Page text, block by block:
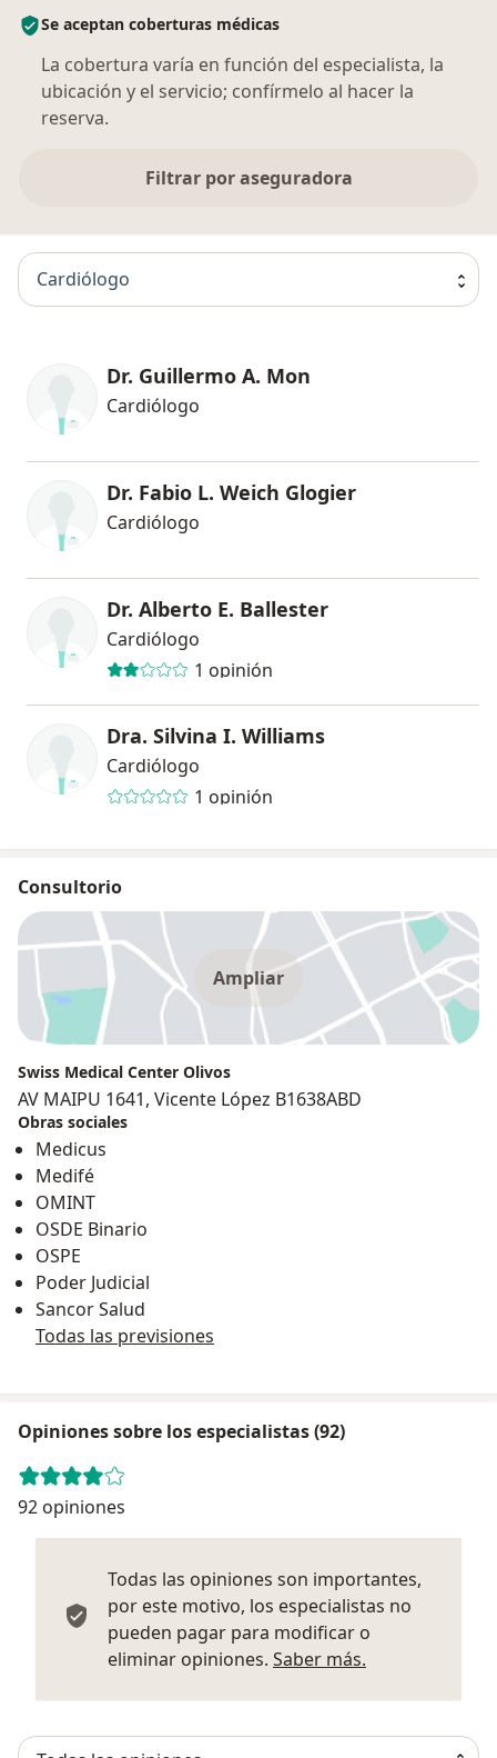
Se aceptan coberturas médicas
La cobertura varía en función del especialista, la
ubicación y el servicio; confírmelo al hacer la
reserva.
Filtrar por aseguradora
Cardiólogo
Dr. Guillermo A. Mon
Cardiólogo
Dr. Fabio L. Weich Glogier
Cardiólogo
Dr. Alberto E. Ballester
Cardiólogo
1 opinión
Dra. Silvina I. Williams
Cardiólogo
1 opinión
Consultorio
Ampliar
Swiss Medical Center Olivos
AV MAIPU 1641, Vicente López B1638ABD
Obras sociales
Medicus
Medifé
OMINT
OSDE Binario
OSPE
Poder Judicial
Sancor Salud
Todas las previsiones
Opiniones sobre los especialistas (92)
92 opiniones
Todas las opiniones son importantes,
por este motivo, los especialistas no
pueden pagar para modificar o
eliminar opiniones. Saber más.